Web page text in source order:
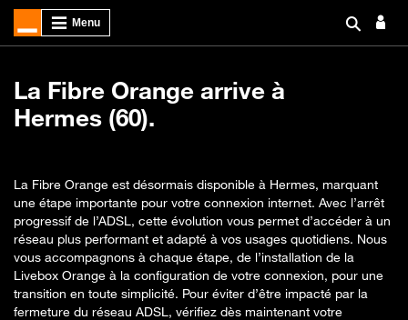
La Fibre Orange arrive à
Hermes (60).
La Fibre Orange est désormais disponible à Hermes, marquant
une étape importante pour votre connexion internet. Avec l’arrêt
progressif de l’ADSL, cette évolution vous permet d’accéder à un
réseau plus performant et adapté à vos usages quotidiens. Nous
vous accompagnons à chaque étape, de l’installation de la
Livebox Orange à la configuration de votre connexion, pour une
transition en toute simplicité. Pour éviter d’être impacté par la
fermeture du réseau ADSL, vérifiez dès maintenant votre